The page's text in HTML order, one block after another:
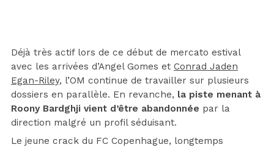
Déjà très actif lors de ce début de mercato estival
avec les arrivées d’Angel Gomes et Conrad Jaden
Egan-Riley, l’OM continue de travailler sur plusieurs
dossiers en parallèle. En revanche, la piste menant à
Roony Bardghji vient d’être abandonnée par la
direction malgré un profil séduisant.
Le jeune crack du FC Copenhague, longtemps